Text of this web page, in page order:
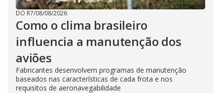
DO R7/08/08/2026
Como o clima brasileiro
influencia a manutenção dos
aviões
Fabricantes desenvolvem programas de manutenção
baseados nas características de cada frota e nos
requisitos de aeronavegabilidade